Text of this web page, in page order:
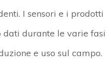
I sensori e i prodotti
dati durante le varie fasi
e uso sul campo.